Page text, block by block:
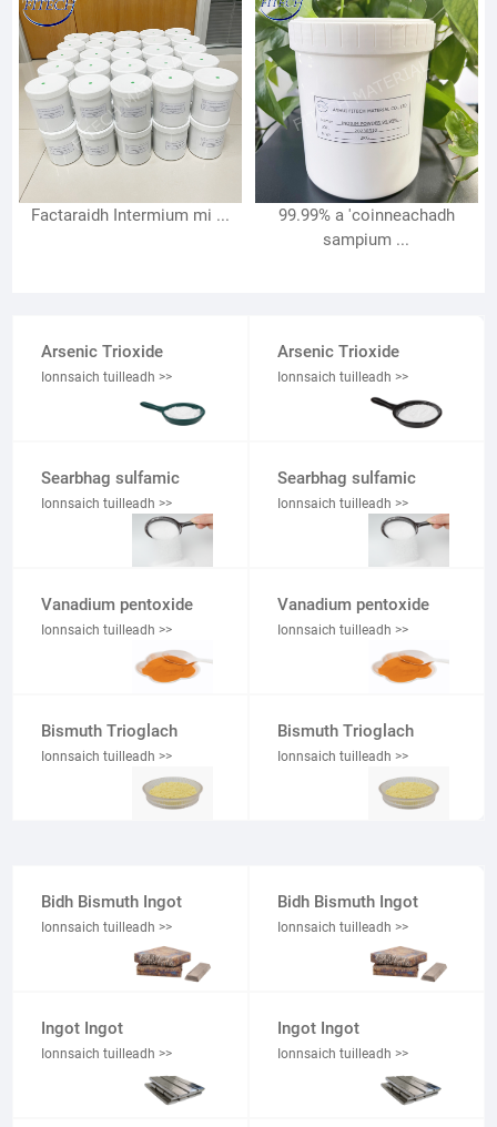
Factaraidh Intermium mi ...
99.99% a 'coinneachadh
sampium ...
Arsenic Trioxide
Ionnsaich tuilleadh >>
Arsenic Trioxide
Ionnsaich tuilleadh >>
Searbhag sulfamic
Ionnsaich tuilleadh >>
Searbhag sulfamic
Ionnsaich tuilleadh >>
Vanadium pentoxide
Ionnsaich tuilleadh >>
Vanadium pentoxide
Ionnsaich tuilleadh >>
Bismuth Trioglach
Ionnsaich tuilleadh >>
Bismuth Trioglach
Ionnsaich tuilleadh >>
Bidh Bismuth Ingot
Ionnsaich tuilleadh >>
Bidh Bismuth Ingot
Ionnsaich tuilleadh >>
Ingot Ingot
Ionnsaich tuilleadh >>
Ingot Ingot
Ionnsaich tuilleadh >>